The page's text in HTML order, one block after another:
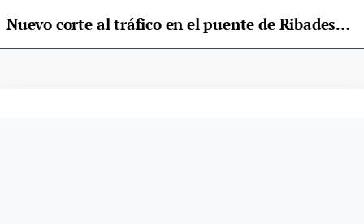
Nuevo corte al tráfico en el puente de Ribadesella mañana y sin anuncio oficial de Transportes